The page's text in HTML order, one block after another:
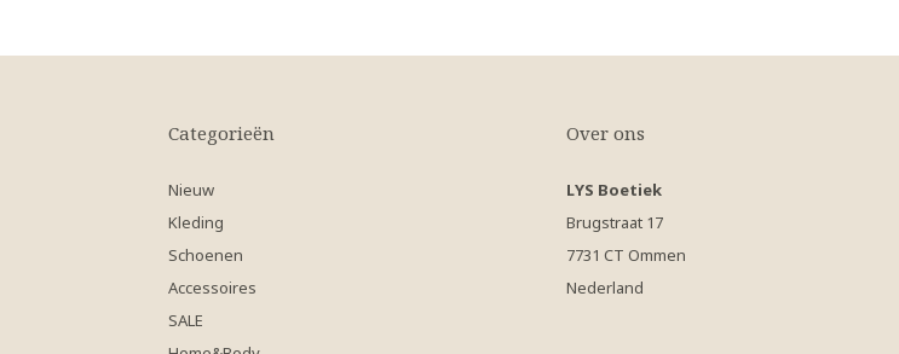
Categorieën
Nieuw
Kleding
Schoenen
Accessoires
SALE
Over ons
LYS Boetiek
Brugstraat 17
7731 CT Ommen
Nederland